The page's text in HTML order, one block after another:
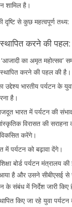
शामिल है।
दृष्टि से कुछ महत्वपूर्ण तथ्य:
करने की पहल:
का अमृत महोत्सव’
स्थापित करने की पहल की है।
उद्देश्य भारतीय पर्यटन के
है।
भारत में पर्यटन की
विरासत की
करेंगे।
में पर्यटन को बढ़ावा देंगे।
बोर्ड पर्यटन मंत्रालय
है और उसने सीबीएसई से
के संबंध में निर्देश जारी किए
किए जा रहे युवा पर्यटन